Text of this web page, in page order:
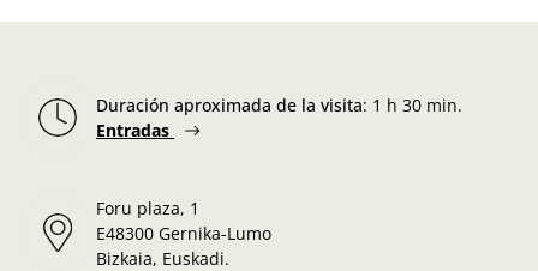
Duración aproximada de la visita: 1 h 30 min.
Entradas
Foru plaza, 1
E48300 Gernika-Lumo
Bizkaia, Euskadi.